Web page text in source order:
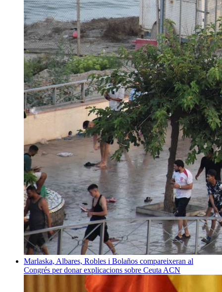
Marlaska, Albares, Robles i Bolaños compareixeran al
Congrés per donar explicacions sobre Ceuta ACN